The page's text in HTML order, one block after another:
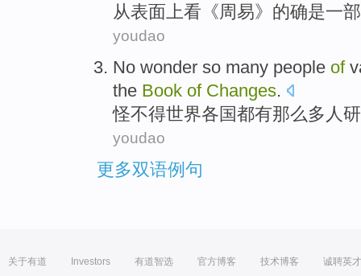
从表面上看《周易》 的确是一
youdao
No wonder so many people of
the Book of Changes.
怪不得世界各国都有那么多人
youdao
更多双语例句
关于有道 Investors 有道智选 官方博客 技术博客 诚聘英才